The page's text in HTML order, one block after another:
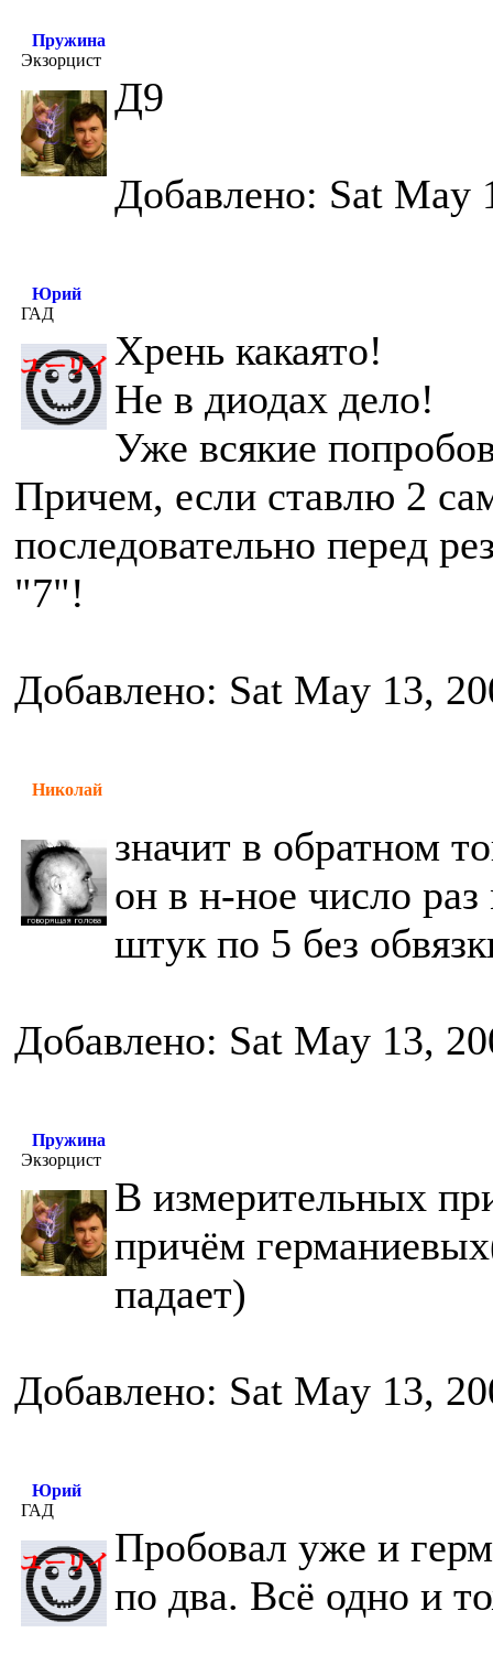
Пружина
Экзорцист
Д9
Добавлено: Sat May
Юрий
ГАД
Хрень какаято!
Не в диодах дело!
Уже всякие
Причем, если ставлю 2
последовательно перед
"7"!
Добавлено: Sat May 13,
Николай
значит в обратном
он в н-ное число
штук по 5 без
Добавлено: Sat May 13,
Пружина
Экзорцист
В измерительных
причём
падает)
Добавлено: Sat May 13,
Юрий
ГАД
Пробовал уже и
по два. Всё одно и